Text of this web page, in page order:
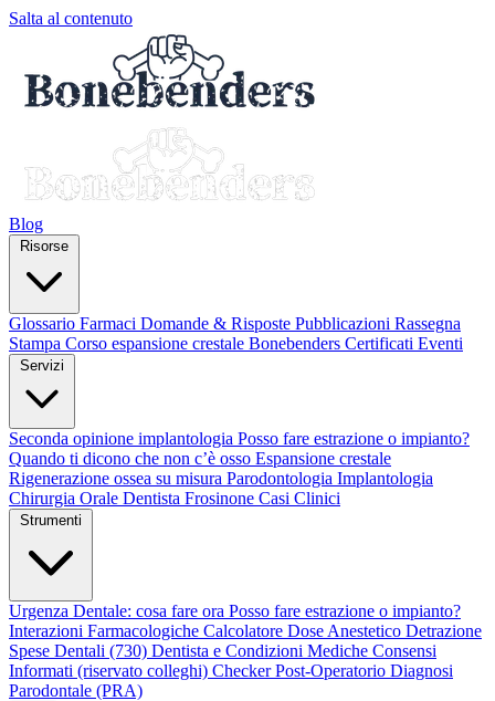
Salta al contenuto
Blog
Glossario Farmaci Domande & Risposte Pubblicazioni Rassegna
Stampa Corso espansione crestale Bonebenders Certificati Eventi
Seconda opinione implantologia Posso fare estrazione o impianto?
Quando ti dicono che non c’è osso Espansione crestale
Rigenerazione ossea su misura Parodontologia Implantologia
Chirurgia Orale Dentista Frosinone Casi Clinici
Urgenza Dentale: cosa fare ora Posso fare estrazione o impianto?
Interazioni Farmacologiche Calcolatore Dose Anestetico Detrazione
Spese Dentali (730) Dentista e Condizioni Mediche Consensi
Informati (riservato colleghi) Checker Post-Operatorio Diagnosi
Parodontale (PRA)